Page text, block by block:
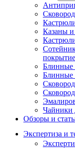
Казаны
Блинные
Блинные
Чайники
Обзоры и
Экспертиза и